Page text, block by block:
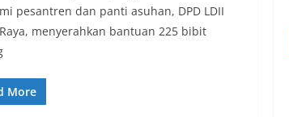
pesantren dan panti asuhan, DPD LDII
menyerahkan bantuan 225 bibit
More